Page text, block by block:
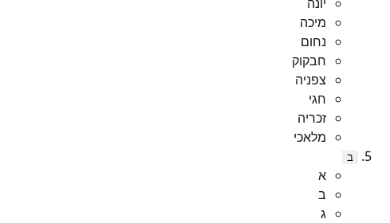
מיכה
נחום
חבקוק
צפניה
חגי
זכריה
מלאכי
ב
א
ב
ג